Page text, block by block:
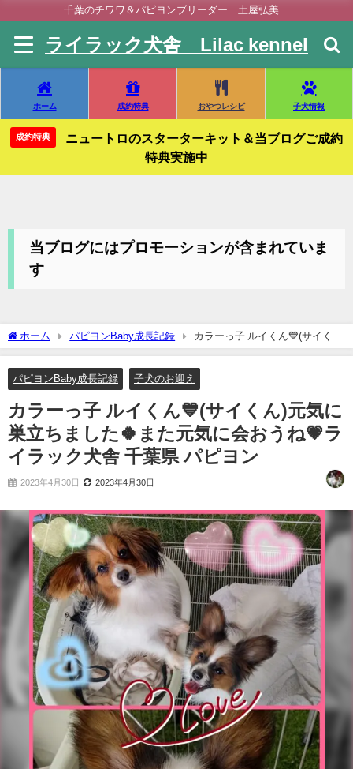
千葉のチワワ＆パピヨンブリーダー 土屋弘美
ライラック犬舎 Lilac kennel
ホーム 成約特典 おやつレシピ 子犬情報
成約特典
ニュートロのスターターキット＆当ブログご成約
特典実施中
当ブログにはプロモーションが含まれていま
す
ホーム パピヨンBaby成長記録
カラーっ子 ルイくん💙(サイく
ん)元気に巣立ちました🍀また元気に会おうね💗ライラック犬舎 千葉県 パ
ピヨン
パピヨンBaby成長記録
子犬のお迎え
カラーっ子 ルイくん💙(サイくん)元気に
巣立ちました🍀また元気に会おうね💗ラ
イラック犬舎 千葉県 パピヨン
2023年4月30日 2023年4月30日